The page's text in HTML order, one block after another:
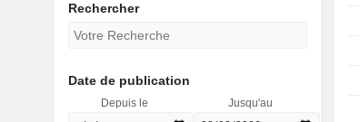
Rechercher
Date de publication
Depuis le Jusqu'au